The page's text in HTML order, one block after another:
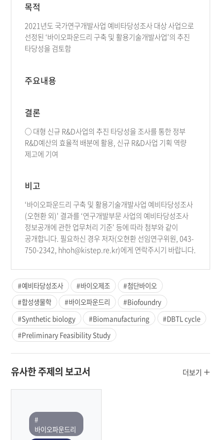
목적
2021년도 국가연구개발사업 예비타당성조사 대상 사업으로
선정된 ‘바이오파운드리 구축 및 활용기술개발사업’의 추진
타당성을 검토함
주요내용
결론
○ 대형 신규 R&D사업의 추진 타당성을 조사를 통한 정부
R&D예산의 효율적 배분에 활용, 신규 R&D사업 기획 역량
제고에 기여
비고
‘바이오파운드리 구축 및 활용기술개발사업 예비타당성조사
(오현환 외)' 결과를 ‘연구개발부문 사업의 예비타당성조사
정보공개에 관한 업무처리 기준' 등에 따라 첨부와 같이
공개합니다. 필요하신 경우 저자(오현환 선임연구위원, 043-
750-2342, hhoh@kistep.re.kr)에게 연락주시기 바랍니다.
#예비타당성조사 #바이오제조
#첨단바이오
#합성생물학
#바이오파운드리
#Biofoundry
#Synthetic biology
#Biomanufacturing
#DBTL cycle
#Preliminary Feasibility Study
유사한 주제의 보고서
#
바이오파운드리
더보기